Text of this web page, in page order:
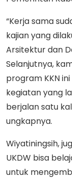
“Kerja sama
kajian yang
Arsitektur dan
Selanjutnya,
program KKN
kegiatan yang
berjalan satu
ungkapnya.
Wiyatiningsih,
UKDW bisa
untuk